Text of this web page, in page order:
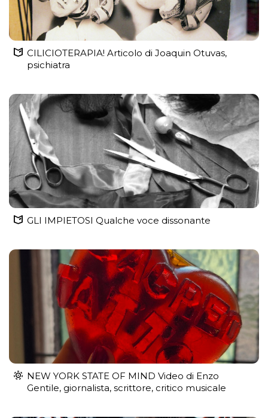
CILICIOTERAPIA! Articolo di Joaquin Otuvas,
psichiatra
GLI IMPIETOSI Qualche voce dissonante
NEW YORK STATE OF MIND Video di Enzo
Gentile, giornalista, scrittore, critico musicale